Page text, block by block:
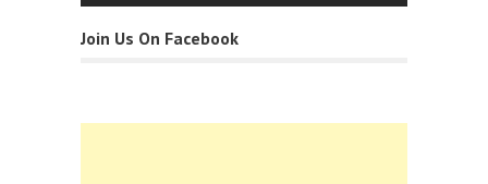
Join Us On Facebook